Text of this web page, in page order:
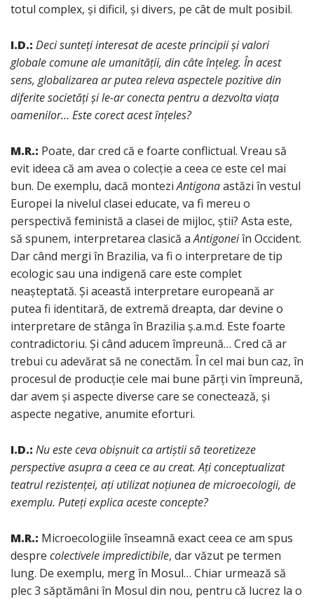
totul complex, și dificil, și divers, pe cât de mult posibil.
I.D.: Deci sunteți interesat de aceste principii și valori
globale comune ale umanității, din câte înțeleg. În acest
sens, globalizarea ar putea releva aspectele pozitive din
diferite societăți și le-ar conecta pentru a dezvolta viața
oamenilor… Este corect acest înțeles?
M.R.: Poate, dar cred că e foarte conflictual. Vreau să
evit ideea că am avea o colecție a ceea ce este cel mai
bun. De exemplu, dacă monteziAntigonaastăzi în vestul
Europei la nivelul clasei educate, va fi mereu o
perspectivă feministă a clasei de mijloc, știi? Asta este,
să spunem, interpretarea clasică aAntigoneiîn Occident.
Dar când mergi în Brazilia, va fi o interpretare de tip
ecologic sau una indigenă care este complet
neașteptată. Și această interpretare europeană ar
putea fi identitară, de extremă dreapta, dar devine o
interpretare de stânga în Brazilia ș.a.m.d. Este foarte
contradictoriu. Și când aducem împreună… Cred că ar
trebui cu adevărat să ne conectăm. În cel mai bun caz, în
procesul de producție cele mai bune părți vin împreună,
dar avem și aspecte diverse care se conectează, și
aspecte negative, anumite eforturi.
I.D.: Nu este ceva obișnuit ca artiștii să teoretizeze
perspective asupra a ceea ce au creat. Ați conceptualizat
teatrul rezistenței, ați utilizat noțiunea de microecologii, de
exemplu. Puteți explica aceste concepte?
M.R.: Microecologiile înseamnă exact ceea ce am spus
despre colectivele impredictibile, dar văzut pe termen
lung. De exemplu, merg în Mosul… Chiar urmează să
plec 3 săptămâni în Mosul din nou, pentru că lucrez la o